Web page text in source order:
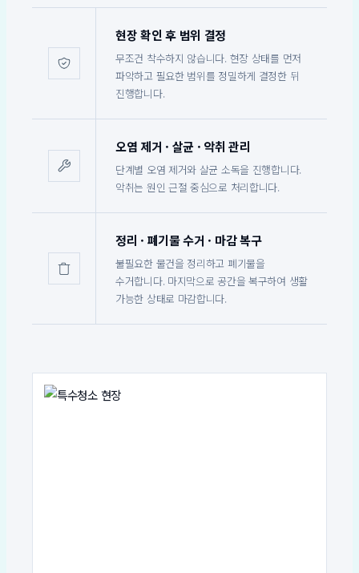
현장 확인 후 범위 결정
무조건 착수하지 않습니다. 현장 상태를 먼저
파악하고 필요한 범위를 정밀하게 결정한 뒤
진행합니다.
오염 제거 · 살균 · 악취 관리
단계별 오염 제거와 살균 소독을 진행합니다.
악취는 원인 근절 중심으로 처리합니다.
정리 · 폐기물 수거 · 마감 복구
불필요한 물건을 정리하고 폐기물을
수거합니다. 마지막으로 공간을 복구하여 생활
가능한 상태로 마감합니다.